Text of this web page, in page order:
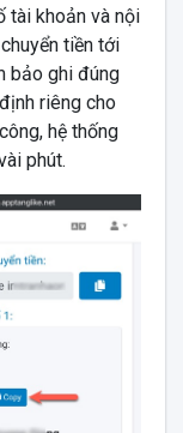
tài khoản và nội
tiền tới
bảo ghi đúng
riêng cho
hệ thống
phút.